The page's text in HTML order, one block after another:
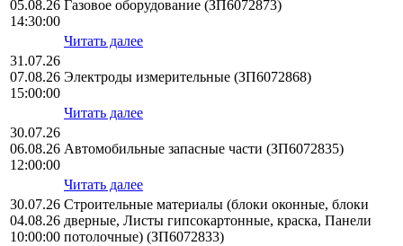
05.08.26
14:30:00
Газовое оборудование (ЗП6072873)
Читать далее
31.07.26
07.08.26
15:00:00
Электроды измерительные (ЗП6072868)
Читать далее
30.07.26
06.08.26
12:00:00
Автомобильные запасные части (ЗП6072835)
Читать далее
30.07.26
04.08.26
10:00:00
Строительные материалы (блоки оконные, блоки
дверные, Листы гипсокартонные, краска, Панели
потолочные) (ЗП6072833)